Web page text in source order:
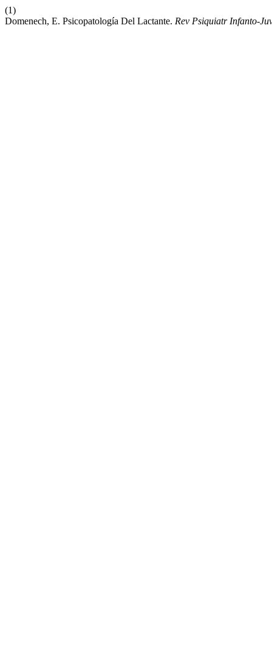
(1)
Domenech, E. Psicopatología Del Lactante. Rev Psiquiatr Infanto-